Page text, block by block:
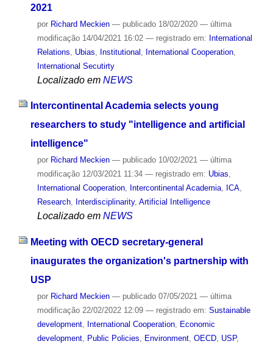
2021
por Richard Meckien — publicado18/02/2020 — última
modificação14/04/2021 16:02 — registrado em: International
Relations
Ubias Institutional International Cooperation,
International Secutirty
Localizado em NEWS
Intercontinental Academia selects young
researchers to study "intelligence and artificial
intelligence"
por Richard Meckien — publicado10/02/2021 — última
modificação12/03/2021 11:34 — registrado em: Ubias,
International Cooperation, Intercontinental Academia, ICA,
Research, Interdisciplinarity, Artificial Intelligence
Localizado em NEWS
Meeting with OECD secretary-general
inaugurates the organization's partnership with
USP
por Richard Meckien — publicado07/05/2021 — última
modificação22/02/2022 12:09 — registrado em: Sustainable
development, International Cooperation, Economic
development, Public Policies, Environment, OECD, USP,